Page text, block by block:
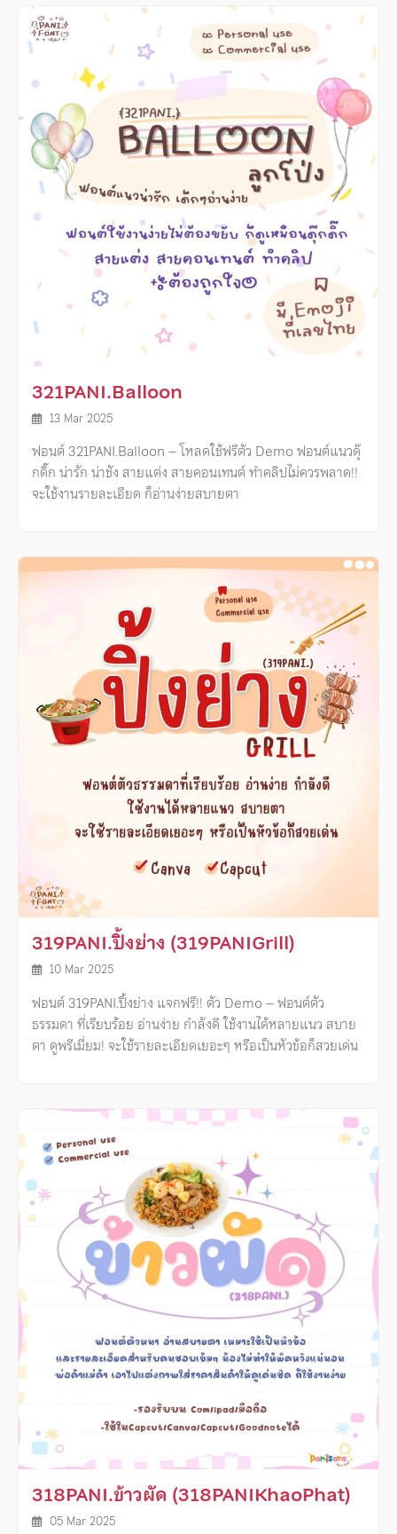
321PANI.Balloon
13 Mar 2025
ฟอนต์ 321PANI.Balloon – โหลดใช้ฟรีตัว Demo ฟอนต์แนวดุ๊
กดิ๊ก น่ารัก น่าชัง สายแต่ง สายคอนเทนต์ ทำคลิปไม่ควรพลาด!!
จะใช้งานรายละเอียด ก็อ่านง่ายสบายตา
319PANI.ปิ้งย่าง (319PANIGrill)
10 Mar 2025
ฟอนต์ 319PANI.ปิ้งย่าง แจกฟรี!! ตัว Demo – ฟอนต์ตัว
ธรรมดา ที่เรียบร้อย อ่านง่าย กำลังดี ใช้งานได้หลายแนว สบาย
ตา ดูพรีเมี่ยม! จะใช้รายละเอียดเยอะๆ หรือเป็นหัวข้อก็สวยเด่น
318PANI.ข้าวผัด (318PANIKhaoPhat)
05 Mar 2025